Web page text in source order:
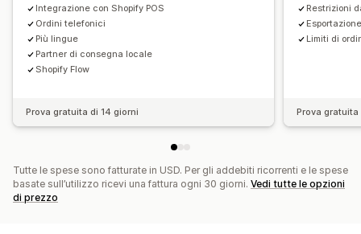
Integrazione con Shopify POS
Ordini telefonici
Più lingue
Partner di consegna locale
Shopify Flow
Prova gratuita di 14 giorni
Restrizioni
Limiti di
Prova
Tutte le spese sono fatturate in USD. Per gli addebiti ricorrenti e le spese
basate sull’utilizzo ricevi una fattura ogni 30 giorni. Vedi tutte le opzioni
di prezzo